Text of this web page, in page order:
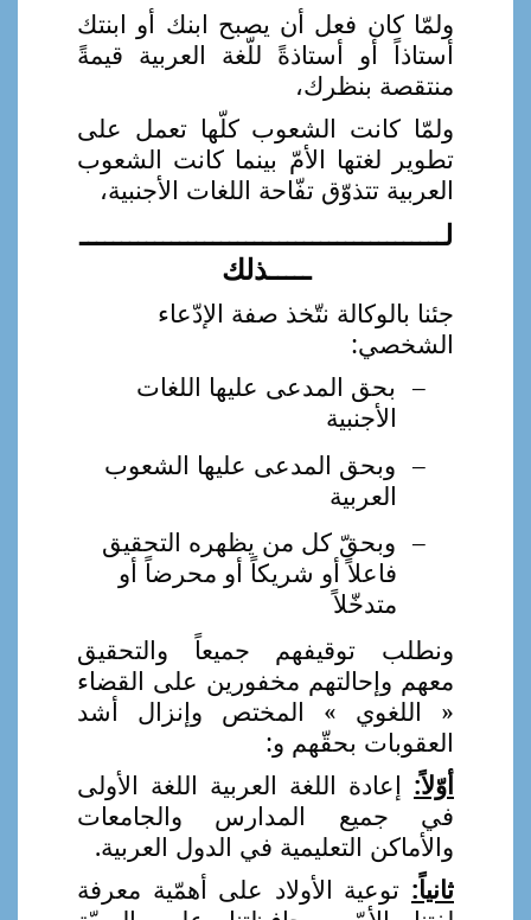
ولمّا كان فعل أن يصبح ابنك أو ابنتك
أستاذاً أو أستاذةً للّغة العربية قيمةً
منتقصة بنظرك،
ولمّا كانت الشعوب كلّها تعمل على
تطوير لغتها الأمّ بينما كانت الشعوب
العربية تتذوّق تفّاحة اللغات الأجنبية،
لــــــــــــــــــــــــــــــــــــــــــــ
ـــــذلك
جئنا بالوكالة نتّخذ صفة الإدّعاء
الشخصي:
– بحق المدعى عليها اللغات
الأجنبية
– وبحق المدعى عليها الشعوب
العربية
– وبحقّ كل من يظهره التحقيق
فاعلاً أو شريكاً أو محرضاً أو
متدخّلاً
ونطلب توقيفهم جميعاً والتحقيق
معهم وإحالتهم مخفورين على القضاء
« اللغوي » المختص وإنزال أشد
العقوبات بحقّهم و:
أوّلاً: إعادة اللغة العربية اللغة الأولى
في جميع المدارس والجامعات
والأماكن التعليمية في الدول العربية.
ثانياً: توعية الأولاد على أهمّية معرفة